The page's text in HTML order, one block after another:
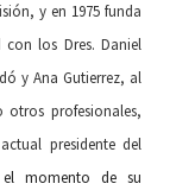
y en 1975 funda
con los Dres. Daniel
y Ana Gutierrez, al
otros profesionales,
presidente del
momento de su